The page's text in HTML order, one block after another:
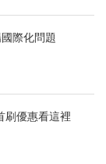
際化問題
刷優惠看這裡